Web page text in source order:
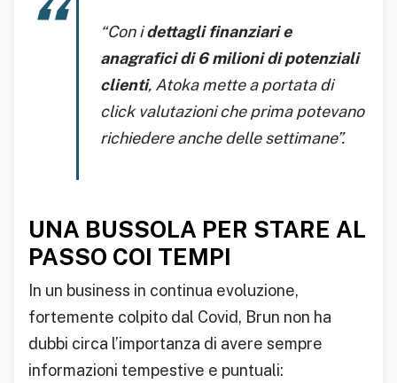
“Con idettagli finanziari e
anagrafici di 6 milioni di potenziali
clienti, Atoka mette a portata di
click valutazioni che prima potevano
richiedere anche delle settimane”.
UNA BUSSOLA PER STARE AL
PASSO COI TEMPI
In un business in continua evoluzione,
fortemente colpito dal Covid, Brun non ha
dubbi circa l’importanza di avere sempre
informazioni tempestive e puntuali: